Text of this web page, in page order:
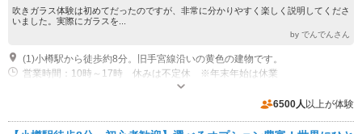
吹きガラス体験は初めてだったのですが、非常に分かりやすく楽しく説明してくださ
いました。実際にガラスを...
by でんでんさん
(1)小樽駅から徒歩約8分。旧手宮線沿いの黄色の建物です。
営業時間：10時～17時 休みは不定休 ※年末年始は休業
6500人 以上が体験